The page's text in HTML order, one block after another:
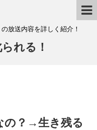
放送内容を詳しく紹介！
れる！
の？→生き残る